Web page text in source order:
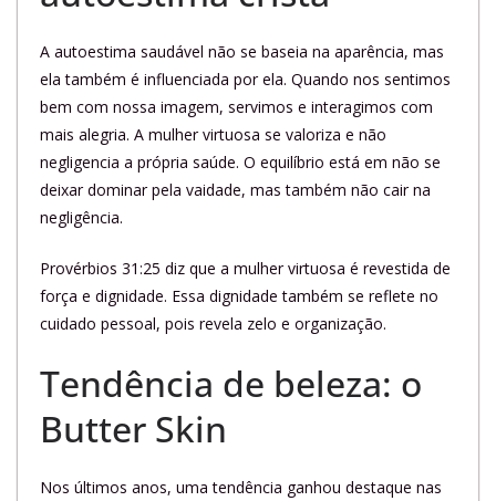
A autoestima saudável não se baseia na aparência, mas
ela também é influenciada por ela. Quando nos sentimos
bem com nossa imagem, servimos e interagimos com
mais alegria. A mulher virtuosa se valoriza e não
negligencia a própria saúde. O equilíbrio está em não se
deixar dominar pela vaidade, mas também não cair na
negligência.
Provérbios 31:25 diz que a mulher virtuosa é revestida de
força e dignidade. Essa dignidade também se reflete no
cuidado pessoal, pois revela zelo e organização.
Tendência de beleza: o
Butter Skin
Nos últimos anos, uma tendência ganhou destaque nas